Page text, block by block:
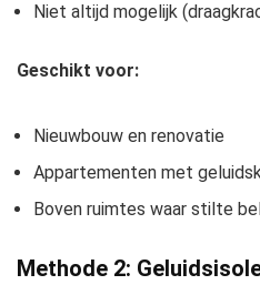
Niet altijd mogelijk
Geschikt voor:
Nieuwbouw en renovatie
Appartementen met
Boven ruimtes waar stilte
Methode 2: